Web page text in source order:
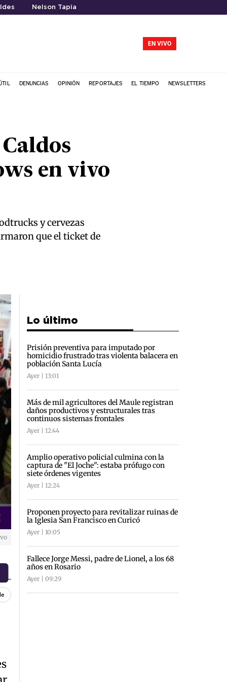
Nelson Tapia
EN VIVO
DENUNCIAS OPINIÓN REPORTAJES EL TIEMPO NEWSLETTERS
en vivo
y cervezas
que el ticket de
Lo último
Prisión preventiva para imputado por
homicidio frustrado tras violenta balacera en
población Santa Lucía
Ayer | 13:01
Más de mil agricultores del Maule registran
daños productivos y estructurales tras
continuos sistemas frontales
Ayer | 12:44
Amplio operativo policial culmina con la
captura de "El Joche": estaba prófugo con
siete órdenes vigentes
Ayer | 12:24
Proponen proyecto para revitalizar ruinas de
la Iglesia San Francisco en Curicó
Ayer | 10:05
Fallece Jorge Messi, padre de Lionel, a los 68
años en Rosario
Ayer | 09:29